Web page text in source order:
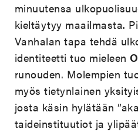
minuutensa
kieltäytyy maailmasta.
Vanhalan tapa tehdä
identiteetti tuo mieleen
runouden. Molempien
myös tietynlainen
josta käsin hylätään
taideinstituutiot ja